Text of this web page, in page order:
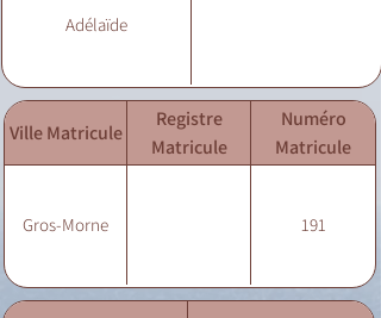
Adélaïde
Ville Matricule
Registre
Matricule
Numéro
Matricule
Gros-Morne 191